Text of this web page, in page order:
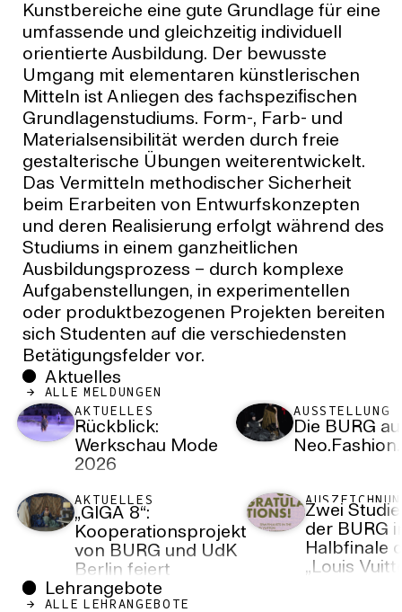
Kunstbereiche eine gute Grundlage für eine
umfassende und gleichzeitig individuell
orientierte Ausbildung. Der bewusste
Umgang mit elementaren künstlerischen
Mitteln ist Anliegen des fachspeziﬁschen
Grundlagenstudiums. Form-, Farb- und
Materialsensibilität werden durch freie
gestalterische Übungen weiterentwickelt.
Das Vermitteln methodischer Sicherheit
beim Erarbeiten von Entwurfskonzepten
und deren Realisierung erfolgt während des
Studiums in einem ganzheitlichen
Ausbildungsprozess – durch komplexe
Aufgabenstellungen, in experimentellen
oder produktbezogenen Projekten bereiten
sich Studenten auf die verschiedensten
Betätigungsfelder vor.
Aktuelles
ALLE MELDUNGEN
AKTUELLES
Rückblick:
Werkschau Mode
2026
AUSSTELLUNG
Die BURG
AKTUELLES
„GIGA 8“:
Kooperationsprojekt
von BURG und UdK
Berlin feiert
Premiere
Zwei
der BURG
Halbfinale
„Louis
Lehrangebote
ALLE LEHRANGEBOTE